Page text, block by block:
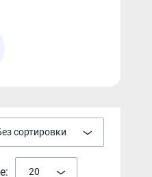
сортировки
20